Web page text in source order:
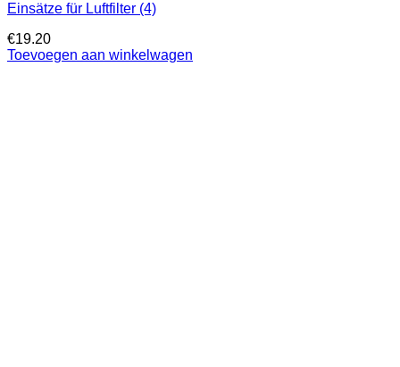
Einsätze für Luftfilter (4)
€19.20
Toevoegen aan winkelwagen